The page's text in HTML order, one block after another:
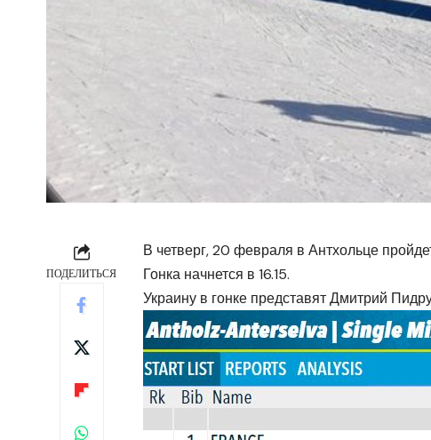
ПОДЕЛИТЬСЯ
В четверг, 20 февраля в Антхольце
Гонка начнется в 16.15.
Украину в гонке представят Дмитрий